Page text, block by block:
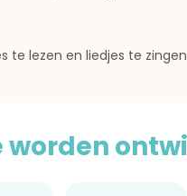
lezen en liedjes te
worden